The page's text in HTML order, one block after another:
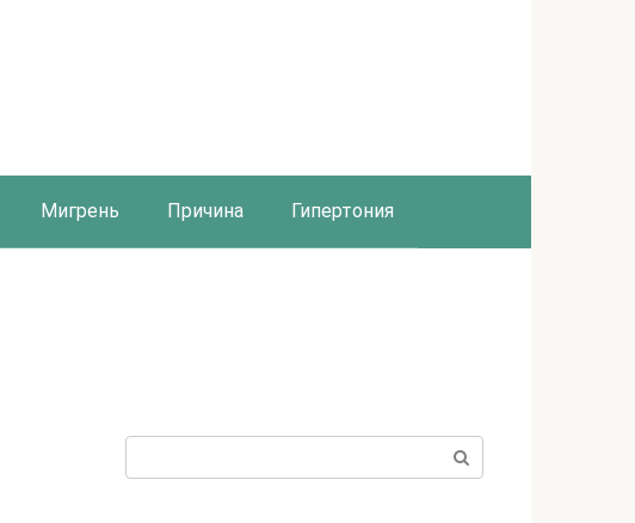
Мигрень Причина Гипертония